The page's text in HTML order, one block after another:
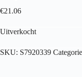
€21.06
Uitverkocht
SKU: S7920339